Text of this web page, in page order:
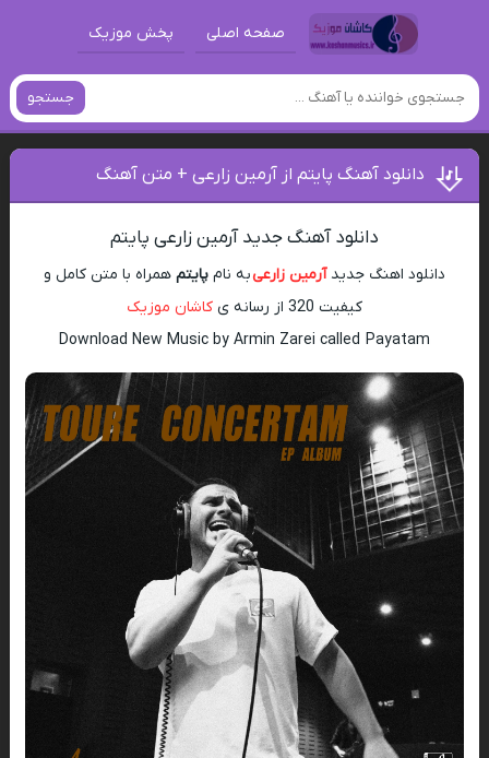
صفحه اصلی پخش موزیک
جستجو
دانلود آهنگ پایتم از آرمین زارعی + متن آهنگ
دانلود آهنگ جدید آرمین زارعی پایتم
دانلود اهنگ جدیدآرمین زارعیبه نام پایتم همراه با متن کامل و
کیفیت 320 از رسانه ی
کاشان موزیک
Download New Music by Armin Zarei called Payatam